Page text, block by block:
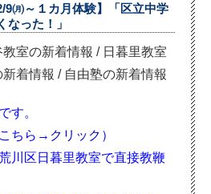
9㈪～１カ月体験】「区立中学
なった！」
室の新着情報 / 日暮里教室
新着情報 / 自由塾の新着情報
す。
ちら→ クリック ）
川区日暮里教室で直接教鞭